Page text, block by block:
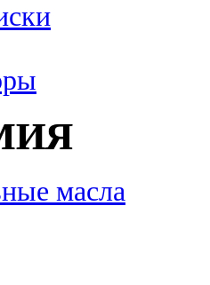
масла